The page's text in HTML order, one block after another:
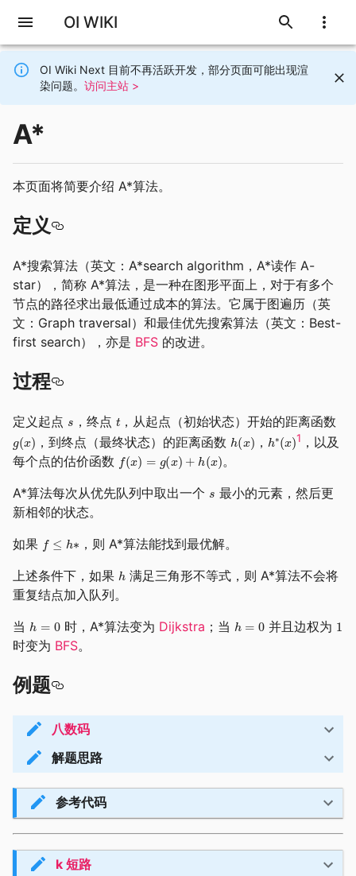
OI WIKI
OI Wiki Next 目前不再活跃开发，部分页面可能出现渲
染问题。 访问主站 >
A*
本页面将简要介绍 A*算法。
定义
A*搜索算法（英文：A*search algorithm，A*读作 A-
star），简称 A*算法，是一种在图形平面上，对于有多个
节点的路径求出最低通过成本的算法。它属于图遍历（英
文：Graph traversal）和最佳优先搜索算法（英文：Best-
first search），亦是 BFS 的改进。
过程
定义起点 ，终点 ，从起点（初始状态）开始的距离函数
，到终点（最终状态）的距离函数
， 1 ，以及
每个点的估价函数
。
A*算法每次从优先队列中取出一个
最小的元素，然后更
新相邻的状态。
如果
，则 A*算法能找到最优解。
上述条件下，如果
满足三角形不等式，则 A*算法不会将
重复结点加入队列。
当
时，A*算法变为 Dijkstra ；当
并且边权为
时变为 BFS。
例题
八数码
解题思路
参考代码
k 短路